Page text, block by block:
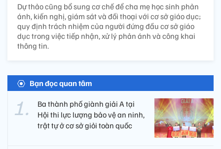
Dự thảo cũng bổ sung cơ chế để cha mẹ học sinh phản
ánh, kiến nghị, giám sát và đối thoại với cơ sở giáo dục;
quy định trách nhiệm của người đứng đầu cơ sở giáo
dục trong việc tiếp nhận, xử lý phản ánh và công khai
thông tin.
Bạn đọc quan tâm
Ba thành phố giành giải A tại
Hội thi lực lượng bảo vệ an ninh,
trật tự ở cơ sở giỏi toàn quốc